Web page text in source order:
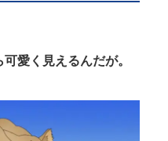
愛く見えるんだが。